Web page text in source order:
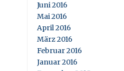
Juni 2016
Mai 2016
April 2016
März 2016
Februar 2016
Januar 2016